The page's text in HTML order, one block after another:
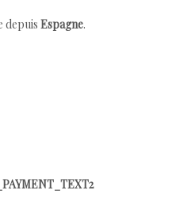
depuis Espagne.